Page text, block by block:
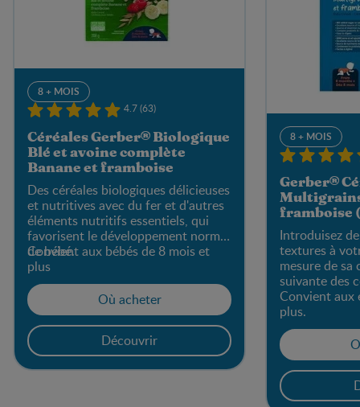
8 + MOIS
4.7 (63)
Céréales Gerber® Biologique
Blé et avoine complète
Banane et framboise
Des céréales biologiques délicieuses
et nutritives avec du fer et d'autres
éléments nutritifs essentiels, qui
favorisent le développement normal
de bébé.
Convient aux bébés de 8 mois et
plus
Où acheter
Découvrir
8 + MOIS
Gerber®
framboise
Introduisez
textures à
mesure de sa
suivante des
Convient aux
plus.